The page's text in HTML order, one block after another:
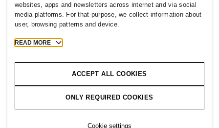
CROATIA
Pritisnite Pravila i privatnost
Kolačići
2026 H & M Hennes and Mauritz AB.
websites, apps and newsletters across internet and via social
media platforms. For that purpose, we collect information about
user, browsing patterns and device.
READ MORE
ACCEPT ALL COOKIES
ONLY REQUIRED COOKIES
Cookie settings